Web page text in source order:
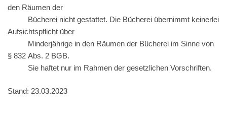
den Räumen der
Bücherei nicht gestattet. Die Bücherei übernimmt keinerlei
Aufsichtspflicht über
Minderjährige in den Räumen der Bücherei im Sinne von
§ 832 Abs. 2 BGB.
Sie haftet nur im Rahmen der gesetzlichen Vorschriften.
Stand: 23.03.2023